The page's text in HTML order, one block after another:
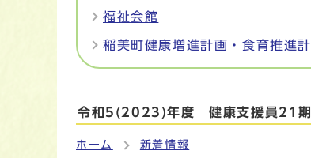
福祉会館
稲美町健康増進計画・食育推進
令和5(2023)年度 健康支援員21期
ホーム 新着情報